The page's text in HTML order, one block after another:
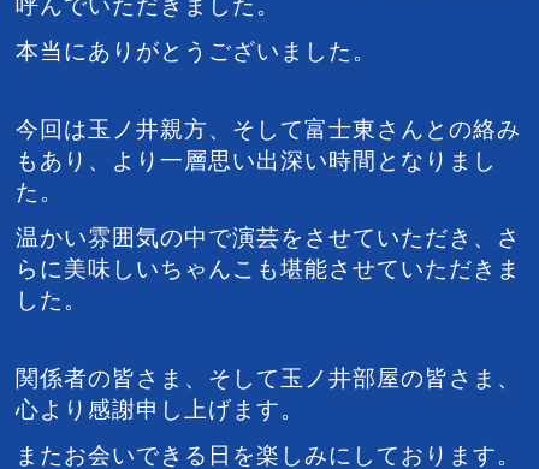
本当にありがとうございました。
今回は玉ノ井親方、そして富士東さんとの絡み
もあり、より一層思い出深い時間となりまし
た。
温かい雰囲気の中で演芸をさせていただき、さ
らに美味しいちゃんこも堪能させていただきま
した。
関係者の皆さま、そして玉ノ井部屋の皆さま、
心より感謝申し上げます。
またお会いできる日を楽しみにしております。